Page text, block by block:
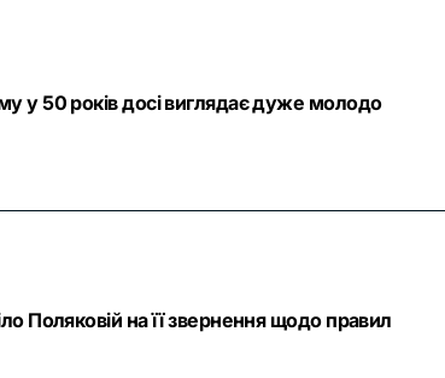
у 50 років досі виглядає дуже молодо
Поляковій на її звернення щодо правил